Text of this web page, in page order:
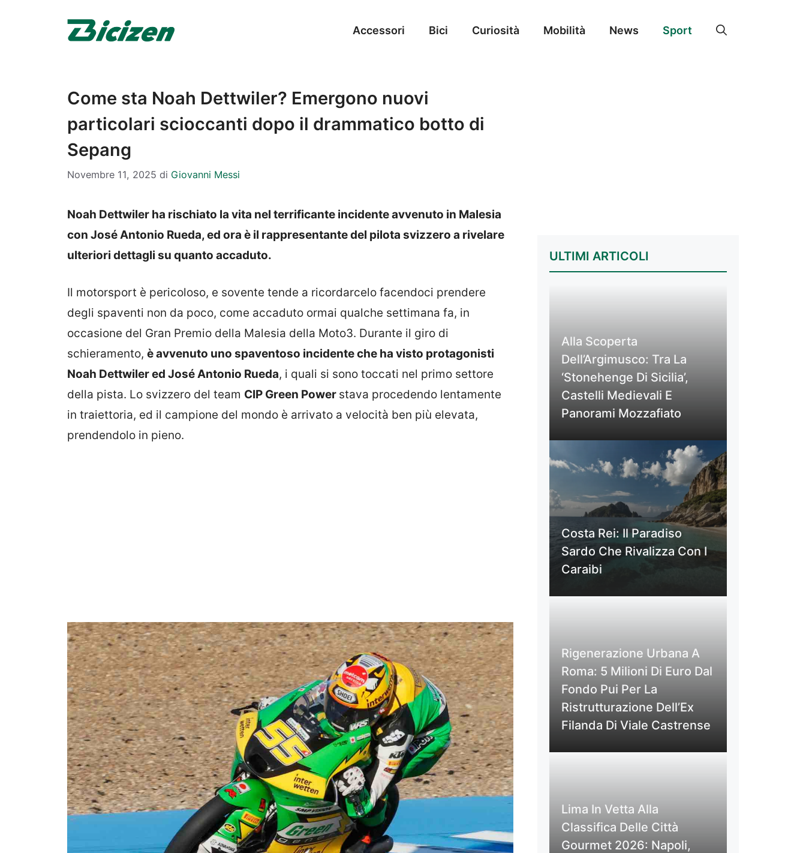
Accessori Bici Curiosità Mobilità News Sport
Come sta Noah Dettwiler? Emergono nuovi
particolari scioccanti dopo il drammatico botto di
Sepang
Novembre 11, 2025 di Giovanni Messi
Noah Dettwiler ha rischiato la vita nel terrificante incidente avvenuto in Malesia
con José Antonio Rueda, ed ora è il rappresentante del pilota svizzero a rivelare
ulteriori dettagli su quanto accaduto.
Il motorsport è pericoloso, e sovente tende a ricordarcelo facendoci prendere
degli spaventi non da poco, come accaduto ormai qualche settimana fa, in
occasione del Gran Premio della Malesia della Moto3. Durante il giro di
schieramento, è avvenuto uno spaventoso incidente che ha visto protagonisti
Noah Dettwiler ed José Antonio Rueda, i quali si sono toccati nel primo settore
della pista. Lo svizzero del team CIP Green Power stava procedendo lentamente
in traiettoria, ed il campione del mondo è arrivato a velocità ben più elevata,
prendendolo in pieno.
ULTIMI ARTICOLI
Alla Scoperta
Dell’Argimusco: Tra La
‘Stonehenge Di Sicilia’,
Castelli Medievali E
Panorami Mozzafiato
Costa Rei: Il Paradiso
Sardo Che Rivalizza Con I
Caraibi
Rigenerazione Urbana A
Roma: 5 Milioni Di Euro Dal
Fondo Pui Per La
Ristrutturazione Dell’Ex
Filanda Di Viale Castrense
Lima In Vetta Alla
Classifica Delle Città
Gourmet 2026: Napoli,